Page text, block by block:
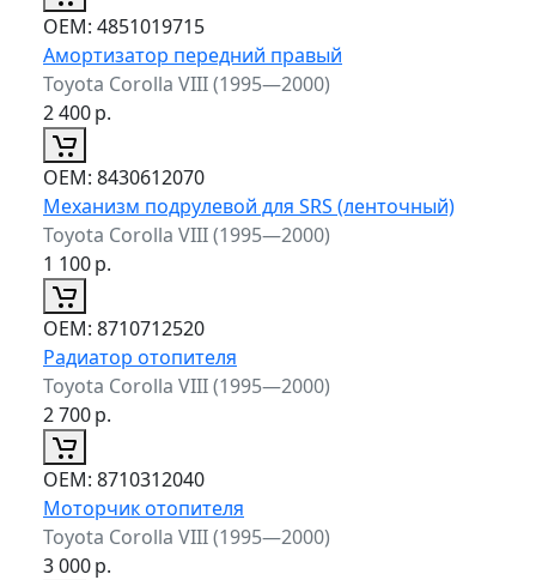
ОЕМ: 4851019715
Амортизатор передний правый
Toyota Corolla VIII (1995—2000)
2 400р.
ОЕМ: 8430612070
Механизм подрулевой для SRS (ленточный)
Toyota Corolla VIII (1995—2000)
1 100р.
ОЕМ: 8710712520
Радиатор отопителя
Toyota Corolla VIII (1995—2000)
2 700р.
ОЕМ: 8710312040
Моторчик отопителя
Toyota Corolla VIII (1995—2000)
3 000р.